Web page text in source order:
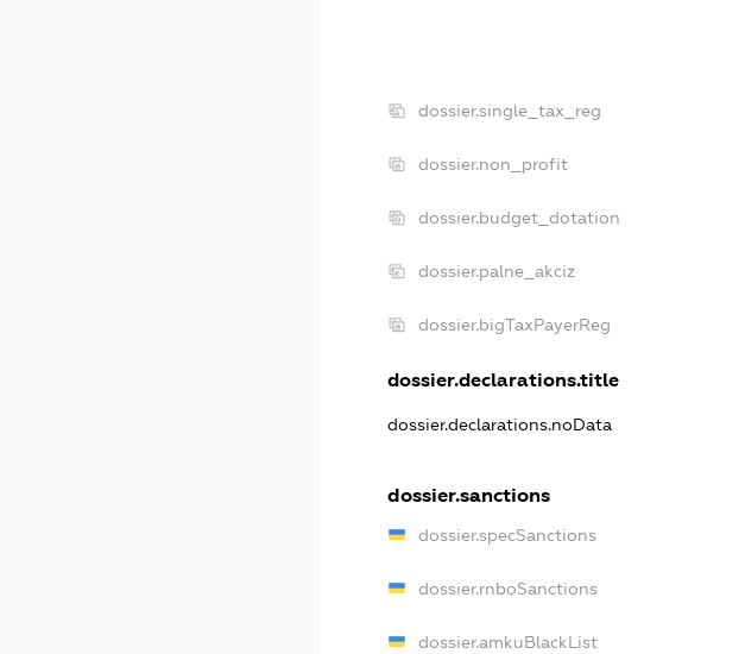
dossier.single_tax_reg
dossier.non_profit
dossier.budget_dotation
dossier.palne_akciz
dossier.bigTaxPayerReg
dossier.declarations.title
dossier.declarations.noData
dossier.sanctions
dossier.specSanctions
dossier.rnboSanctions
dossier.amkuBlackList